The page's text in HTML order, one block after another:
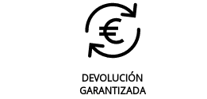
DEVOLUCIÓN
GARANTIZADA